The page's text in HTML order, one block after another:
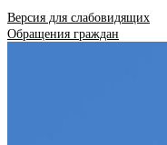
Версия для слабовидящих
Обращения граждан